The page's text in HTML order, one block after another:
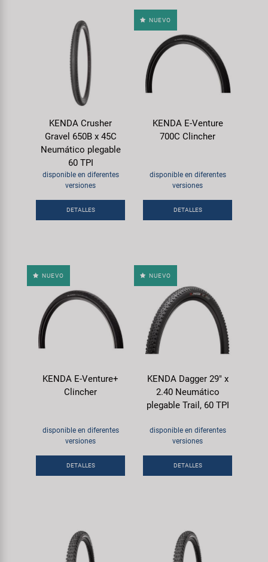
KENDA Crusher
Gravel 650B x 45C
Neumático plegable
60 TPI
disponible en diferentes
versiones
DETALLES
NUEVO
KENDA E-Venture
700C Clincher
disponible en diferentes
versiones
DETALLES
NUEVO
KENDA E-Venture+
Clincher
disponible en diferentes
versiones
DETALLES
NUEVO
KENDA Dagger 29" x
2.40 Neumático
plegable Trail, 60 TPI
disponible en diferentes
versiones
DETALLES